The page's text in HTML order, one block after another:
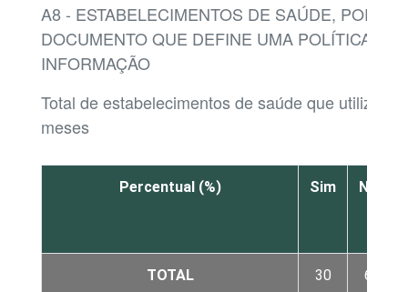
A8 - ESTABELECIMENTOS DE SAÚDE, POR
DOCUMENTO QUE DEFINE UMA POLÍTICA DE
INFORMAÇÃO
Total de estabelecimentos de saúde que
meses
Percentual (%) Sim Não
TOTAL 30 63